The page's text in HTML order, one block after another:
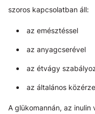
szoros kapcsolatban áll:
az emésztéssel
az anyagcserével
az étvágy
az általános
A glükomannán, az